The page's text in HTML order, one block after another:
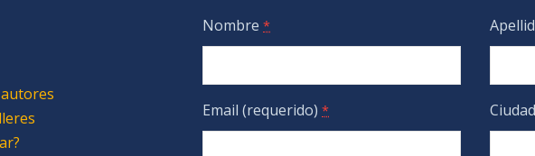
Nombre *
Email (requerido) *